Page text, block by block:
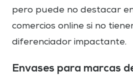
pero puede no destacar
comercios online si no
diferenciador impactante.
Envases para marcas